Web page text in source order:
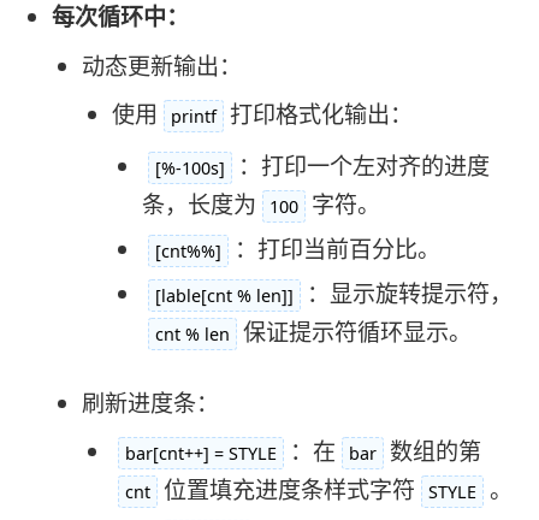
每次循环中：
动态更新输出：
使用
printf 打印格式化输出：
[%-100s]
：打印一个左对齐的进度
条，长度为
100 字符。
[cnt%%] ：打印当前百分比。
[lable[cnt % len]] ：显示旋转提示符，
cnt % len 保证提示符循环显示。
刷新进度条：
bar[cnt++] = STYLE ：在 bar 数组的第
cnt 位置填充进度条样式字符 STYLE
。